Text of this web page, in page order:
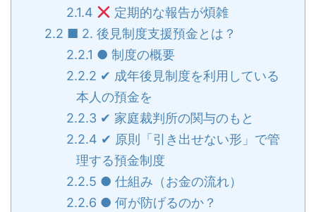
2.1.4
定期的な報告が煩雑
2.2 ■ 2. 後見制度支援預金とは？
2.2.1 ● 制度の概要
2.2.2 ✔ 成年後見制度を利用している
本人の預金を
2.2.3✔ 家庭裁判所の関与のもと
2.2.4 ✔ 原則「引き出せない形」で管
理する預金制度
2.2.5 ● 仕組み（お金の流れ）
2.2.6 ● 何が防げるのか？